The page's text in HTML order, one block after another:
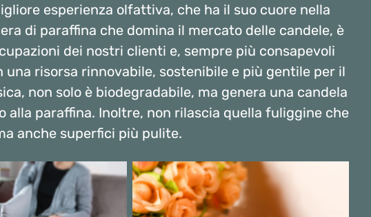
esperienza olfattiva, che ha il suo cuore nella
di paraffina che domina il mercato delle candele, è
dei nostri clienti e, sempre più consapevoli
risorsa rinnovabile, sostenibile e più gentile per il
non solo è biodegradabile, ma genera una candela
paraffina. Inoltre, non rilascia quella fuliggine che
anche superfici più pulite.